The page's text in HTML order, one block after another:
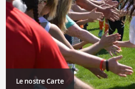
Le nostre Carte